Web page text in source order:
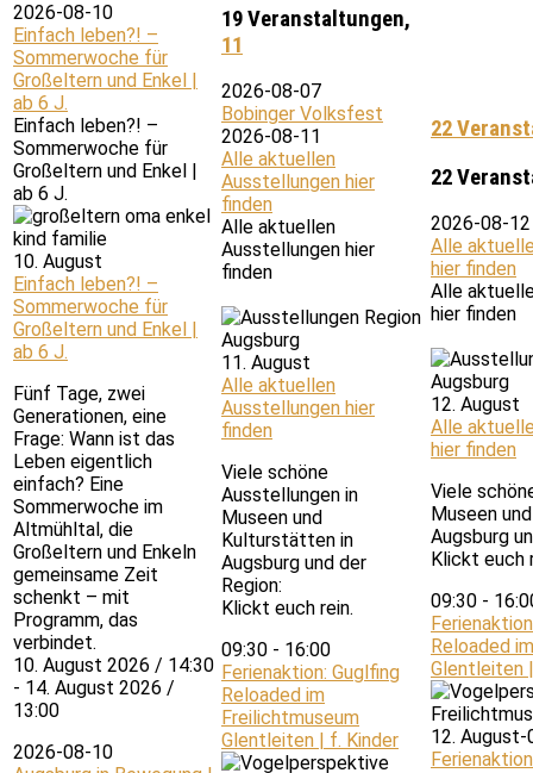
2026-08-10
Einfach leben?! –
Sommerwoche für
Großeltern und Enkel |
ab 6 J.
Einfach leben?! –
Sommerwoche für
Großeltern und Enkel |
ab 6 J.
10. August
Einfach leben?! –
Sommerwoche für
Großeltern und Enkel |
ab 6 J.
Fünf Tage, zwei
Generationen, eine
Frage: Wann ist das
Leben eigentlich
einfach? Eine
Sommerwoche im
Altmühltal, die
Großeltern und Enkeln
gemeinsame Zeit
schenkt – mit
Programm, das
verbindet.
10. August 2026 / 14:30
- 14. August 2026 /
13:00
2026-08-10
19 Veranstaltungen,
11
2026-08-07
Bobinger Volksfest
2026-08-11
Alle aktuellen
Ausstellungen hier
finden
Alle aktuellen
Ausstellungen hier
finden
11. August
Alle aktuellen
Ausstellungen hier
finden
Viele schöne
Ausstellungen in
Museen und
Kulturstätten in
Augsburg und der
Region:
Klickt euch rein.
09:30 - 16:00
Ferienaktion: Guglfing
Reloaded im
Freilichtmuseum
Glentleiten | f. Kinder
22
22
2026-08-12
Alle
hier finden
Alle
hier finden
12. August
Alle
hier finden
Viele
Museen
Augsburg
Klickt euch
09:30 -
Reloaded
Glentleiten
12. August-